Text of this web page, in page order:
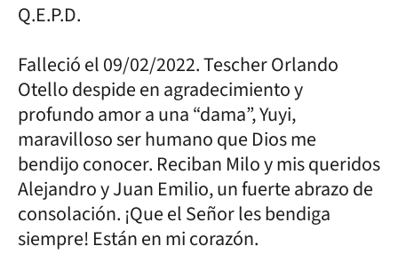
Q.E.P.D.
Falleció el 09/02/2022. Tescher Orlando
Otello despide en agradecimiento y
profundo amor a una “dama”, Yuyi,
maravilloso ser humano que Dios me
bendijo conocer. Reciban Milo y mis queridos
Alejandro y Juan Emilio, un fuerte abrazo de
consolación. ¡Que el Señor les bendiga
siempre! Están en mi corazón.